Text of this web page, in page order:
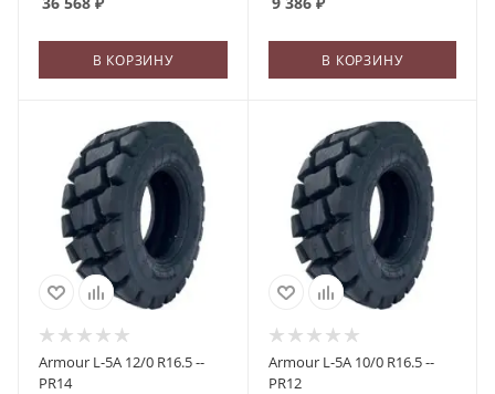
В КОРЗИНУ В КОРЗИНУ
Armour L-5A 12/0 R16.5 --
PR14
Armour L-5A 10/0 R16.5 --
PR12